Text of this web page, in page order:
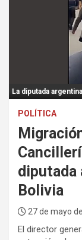
La diputada
POLÍTICA
diputada
Bolivia
27 de mayo
El director